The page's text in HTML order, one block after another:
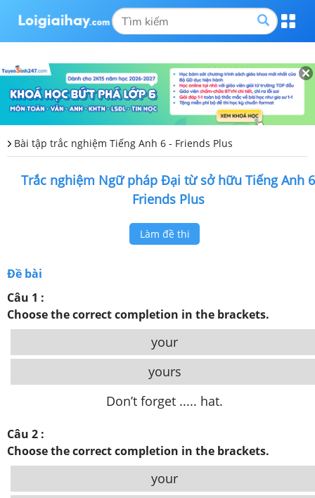
Bài tập trắc nghiệm Tiếng Anh 6 - Friends Plus
Trắc nghiệm Ngữ pháp Đại từ sở hữu Tiếng Anh 6
Friends Plus
Làm đề thi
Đề bài
Câu 1 :
Choose the correct completion in the brackets.
your
yours
Don’t forget ..... hat.
Câu 2 :
Choose the correct completion in the brackets.
your